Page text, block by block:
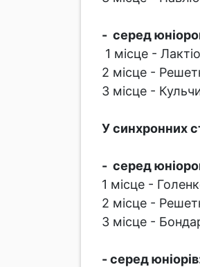
- серед
1 місце -
2 місце -
3 місце -
У синхронних
- серед
1 місце -
2 місце -
3 місце -
- серед